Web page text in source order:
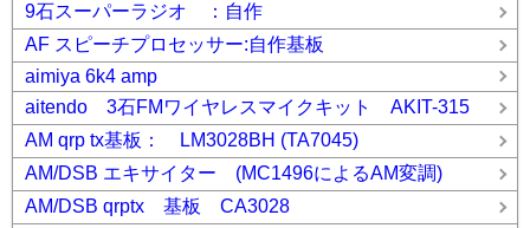
9石スーパーラジオ ：自作
AF スピーチプロセッサー:自作基板
aimiya 6k4 amp
aitendo 3石FMワイヤレスマイクキット AKIT-315
AM qrp tx基板： LM3028BH (TA7045)
AM/DSB エキサイター (MC1496によるAM変調)
AM/DSB qrptx 基板 CA3028